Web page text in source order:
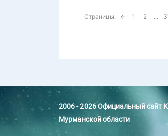
Страницы: ← 1 2 ...
2006 - 2026 Официальный сайт
Мурманской области